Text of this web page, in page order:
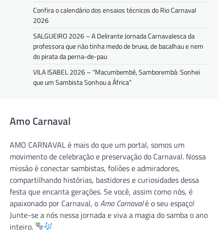
Confira o calendário dos ensaios técnicos do Rio Carnaval
2026
SALGUEIRO 2026 – A Delirante Jornada Carnavalesca da
professora que não tinha medo de bruxa, de bacalhau e nem
do pirata da perna-de-pau
VILA ISABEL 2026 – “Macumbembê, Samborembá: Sonhei
que um Sambista Sonhou a África”
Amo Carnaval
AMO CARNAVAL é mais do que um portal, somos um
movimento de celebração e preservação do Carnaval. Nossa
missão é conectar sambistas, foliões e admiradores,
compartilhando histórias, bastidores e curiosidades dessa
festa que encanta gerações. Se você, assim como nós, é
apaixonado por Carnaval, oAmo Carnavalé o seu espaço!
Junte-se a nós nessa jornada e viva a magia do samba o ano
inteiro.